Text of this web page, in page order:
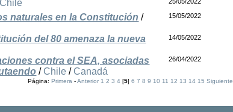
Chile
naturales en la Constitución /
15/05/2022
del 80 amenaza la nueva
14/05/2022
contra el SEA, asociadas
/ Chile / Canadá
26/04/2022
Página: Primera-Anterior 1 2 3 4[5] 6 7 8 9 10 11 12 13 14 15 Siguiente